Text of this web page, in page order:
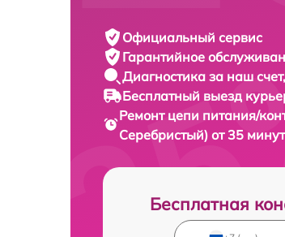
Официальный сервис
Гарантийное
Диагностика за наш счет,
Бесплатный выезд
Ремонт цепи питания/
Серебристый) от 35 минут
Бесплатная